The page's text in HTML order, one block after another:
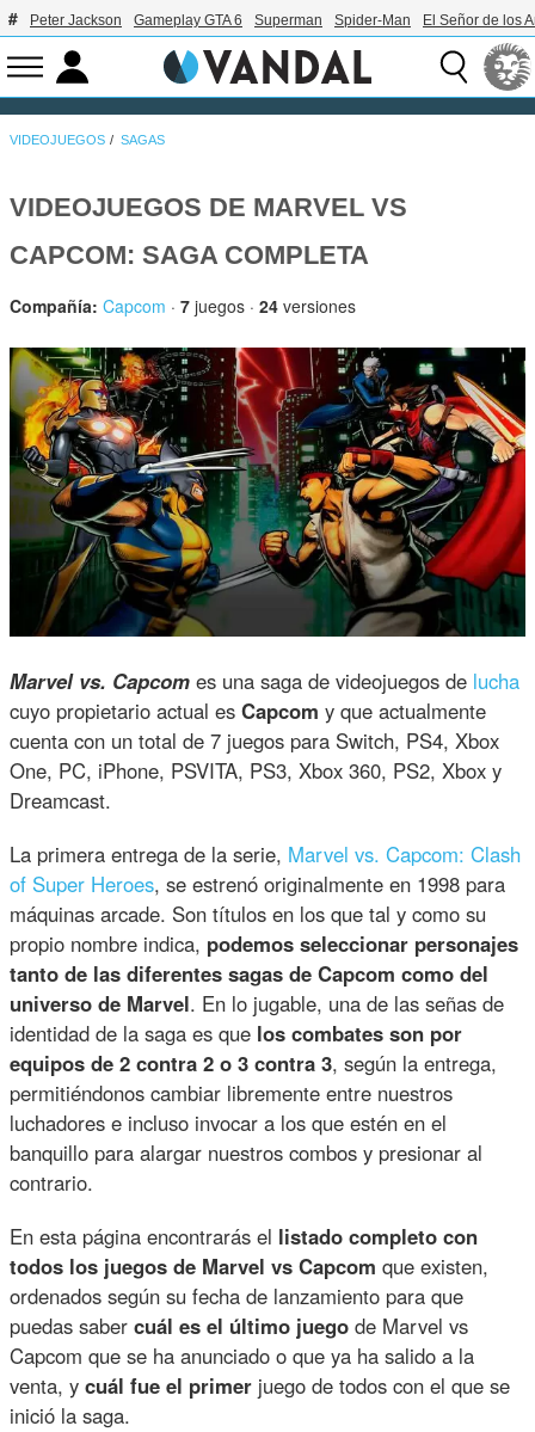
Peter Jackson Gameplay GTA 6 Superman Spider-Man El Señor de los
VIDEOJUEGOS SAGAS
VIDEOJUEGOS DE MARVEL VS
CAPCOM: SAGA COMPLETA
Compañía: Capcom ·7 juegos ·24 versiones
Marvel vs. Capcom es una saga de videojuegos de lucha
cuyo propietario actual esCapcom y que actualmente
cuenta con un total de 7 juegos para Switch, PS4, Xbox
One, PC, iPhone, PSVITA, PS3, Xbox 360, PS2, Xbox y
Dreamcast.
La primera entrega de la serie, Marvel vs. Capcom: Clash
of Super Heroes, se estrenó originalmente en 1998 para
máquinas arcade. Son títulos en los que tal y como su
propio nombre indica, podemos seleccionar personajes
tanto de las diferentes sagas de Capcom como del
universo de Marvel. En lo jugable, una de las señas de
identidad de la saga es que los combates son por
equipos de 2 contra 2 o 3 contra 3, según la entrega,
permitiéndonos cambiar libremente entre nuestros
luchadores e incluso invocar a los que estén en el
banquillo para alargar nuestros combos y presionar al
contrario.
En esta página encontrarás el listado completo con
todos los juegos de Marvel vs Capcom que existen,
ordenados según su fecha de lanzamiento para que
puedas sabercuál es el último juego de Marvel vs
Capcom que se ha anunciado o que ya ha salido a la
venta, ycuál fue el primer juego de todos con el que se
inició la saga.